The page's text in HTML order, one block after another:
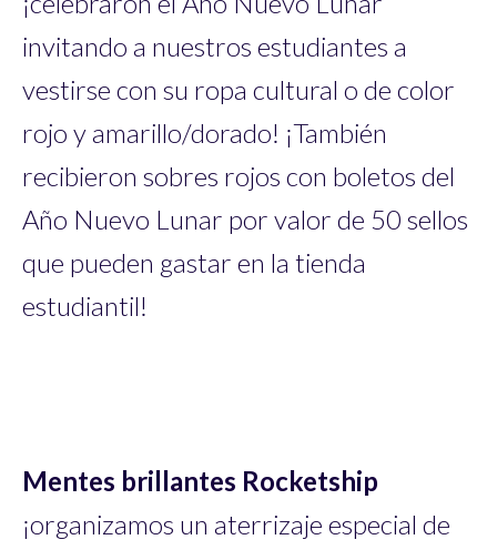
invitando a nuestros estudiantes a
vestirse con su ropa cultural o de color
rojo y amarillo/dorado! ¡También
recibieron sobres rojos con boletos del
Año Nuevo Lunar por valor de 50 sellos
que pueden gastar en la tienda
estudiantil!
Mentes brillantes Rocketship
¡organizamos un aterrizaje especial de